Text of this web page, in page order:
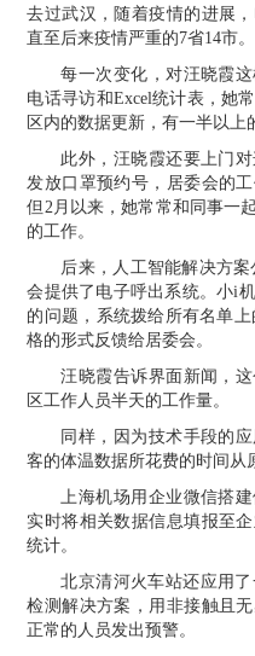
去过武汉，随着疫情的进展
直至后来疫情严重的7省14市。
每一次变化，对汪晓霞
电话寻访和Excel统计表，她
区内的数据更新，有一半以上
此外，汪晓霞还要上门
发放口罩预约号，居委会的
但2月以来，她常常和同事一
的工作。
后来，人工智能解决方
会提供了电子呼出系统。小i
的问题，系统拨给所有名单
格的形式反馈给居委会。
汪晓霞告诉界面新闻，
区工作人员半天的工作量。
同样，因为技术手段的
客的体温数据所花费的时间从
上海机场用企业微信搭
实时将相关数据信息填报至
统计。
北京清河火车站还应用
检测解决方案，用非接触且
正常的人员发出预警。